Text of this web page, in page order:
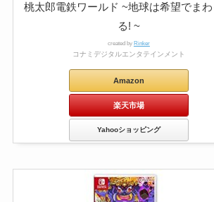
桃太郎電鉄ワールド ~地球は希望でまわ
る! ~
created by Rinker
コナミデジタルエンタテインメント
Amazon
楽天市場
Yahooショッピング